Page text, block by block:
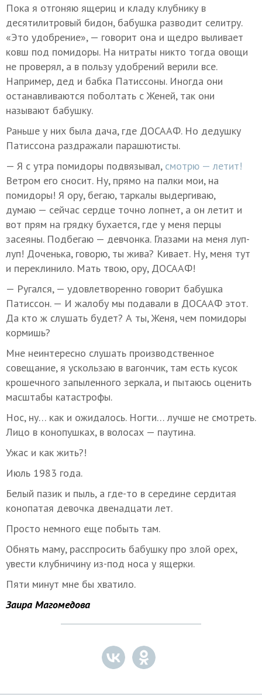
Пока я отгоняю ящериц и кладу клубнику в
десятилитровый бидон, бабушка разводит селитру.
«Это удобрение», — говорит она и щедро выливает
ковш под помидоры. На нитраты никто тогда овощи
не проверял, а в пользу удобрений верили все.
Например, дед и бабка Патиссоны. Иногда они
останавливаются поболтать с Женей, так они
называют бабушку.
Раньше у них была дача, где ДОСААФ. Но дедушку
Патиссона раздражали парашютисты.
— Я с утра помидоры подвязывал, смотрю — летит!
Ветром его сносит. Ну, прямо на палки мои, на
помидоры! Я ору, бегаю, таркалы выдергиваю,
думаю — сейчас сердце точно лопнет, а он летит и
вот прям на грядку бухается, где у меня перцы
засеяны. Подбегаю — девчонка. Глазами на меня луп-
луп! Доченька, говорю, ты жива? Кивает. Ну, меня тут
и переклинило. Мать твою, ору, ДОСААФ!
— Ругался, — удовлетворенно говорит бабушка
Патиссон. — И жалобу мы подавали в ДОСААФ этот.
Да кто ж слушать будет? А ты, Женя, чем помидоры
кормишь?
Мне неинтересно слушать производственное
совещание, я ускользаю в вагончик, там есть кусок
крошечного запыленного зеркала, и пытаюсь оценить
масштабы катастрофы.
Нос, ну… как и ожидалось. Ногти… лучше не смотреть.
Лицо в конопушках, в волосах — паутина.
Ужас и как жить?!
Июль 1983 года.
Белый пазик и пыль, а где-то в середине сердитая
конопатая девочка двенадцати лет.
Просто немного еще побыть там.
Обнять маму, расспросить бабушку про злой орех,
увести клубничину из-под носа у ящерки.
Пяти минут мне бы хватило.
Заира Магомедова